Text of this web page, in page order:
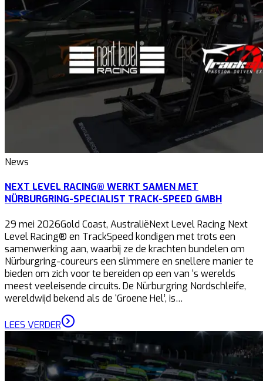
News
NEXT LEVEL RACING® WERKT SAMEN MET
NÜRBURGRING-SPECIALIST TRACK-SPEED GMBH
29 mei 2026Gold Coast, AustraliëNext Level Racing Next
Level Racing® en TrackSpeed kondigen met trots een
samenwerking aan, waarbij ze de krachten bundelen om
Nürburgring-coureurs een slimmere en snellere manier te
bieden om zich voor te bereiden op een van ‘s werelds
meest veeleisende circuits. De Nürburgring Nordschleife,
wereldwijd bekend als de ‘Groene Hel’, is…
LEES VERDER